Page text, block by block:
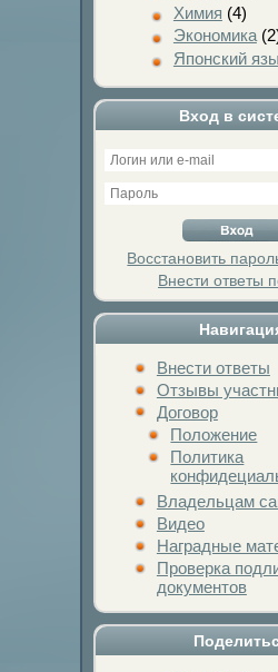
Химия (4)
Экономика
Японский
Вход в
Восстановить
Внести ответы
Внести ответы
Отзывы
Договор
Положение
Политика
Владельцам
Видео
Наградные
Проверка
документов